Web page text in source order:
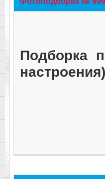
Подборка